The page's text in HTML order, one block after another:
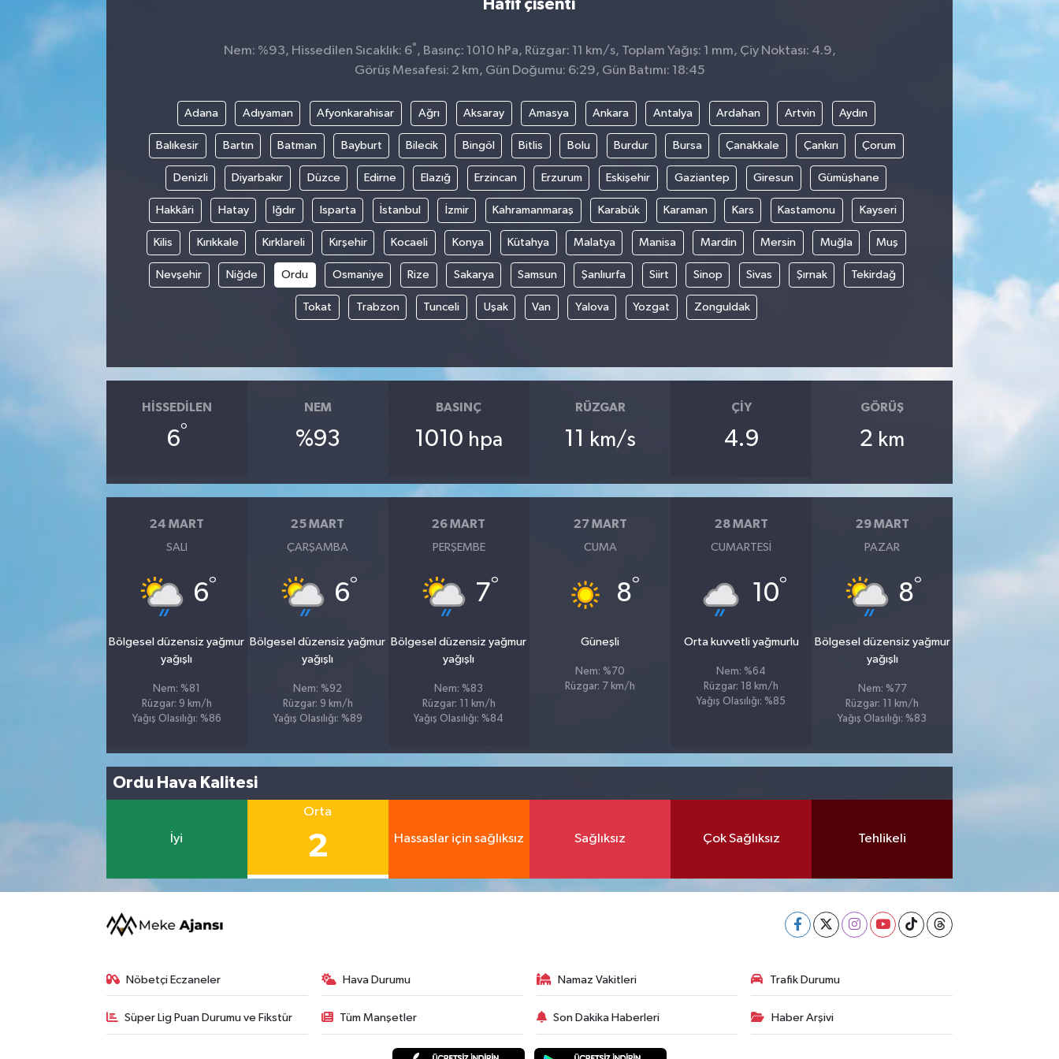
Hafif çisenti
Nem: %93, Hissedilen Sıcaklık: 6° , Basınç: 1010 hPa, Rüzgar: 11 km/s, Toplam Yağış: 1 mm, Çiy Noktası: 4.9,
Görüş Mesafesi: 2 km, Gün Doğumu: 6:29, Gün Batımı: 18:45
Adana Adıyaman Afyonkarahisar Ağrı Aksaray Amasya Ankara Antalya Ardahan Artvin Aydın
Balıkesir Bartın Batman Bayburt Bilecik Bingöl Bitlis Bolu Burdur Bursa Çanakkale Çankırı Çorum
Denizli Diyarbakır Düzce Edirne Elazığ Erzincan Erzurum Eskişehir Gaziantep Giresun Gümüşhane
Hakkâri Hatay Iğdır Isparta İstanbul İzmir Kahramanmaraş Karabük Karaman Kars Kastamonu Kayseri
Kilis Kırıkkale Kırklareli Kırşehir Kocaeli Konya Kütahya Malatya Manisa Mardin Mersin Muğla Muş
Nevşehir Niğde Ordu Osmaniye Rize Sakarya Samsun Şanlıurfa Siirt Sinop Sivas Şırnak Tekirdağ
Tokat Trabzon Tunceli Uşak Van Yalova Yozgat Zonguldak
HISSEDILEN
6°
NEM
%93
BASINÇ
1010 hpa
RÜZGAR
11 km/s
ÇIY
4.9
GÖRÜŞ
2 km
24 MART
SALI
6°
Bölgesel düzensiz yağmur
yağışlı
Nem: %81
Rüzgar: 9 km/h
Yağış Olasılığı: %86
25 MART
ÇARŞAMBA
6°
Bölgesel düzensiz yağmur
yağışlı
Nem: %92
Rüzgar: 9 km/h
Yağış Olasılığı: %89
26 MART
PERŞEMBE
7°
Bölgesel düzensiz yağmur
yağışlı
Nem: %83
Rüzgar: 11 km/h
Yağış Olasılığı: %84
27 MART
CUMA
8°
Güneşli
Nem: %70
Rüzgar: 7 km/h
28 MART
CUMARTESI
10°
Orta kuvvetli yağmurlu
Nem: %64
Rüzgar: 18 km/h
Yağış Olasılığı: %85
29 MART
PAZAR
8°
Bölgesel düzensiz yağmur
yağışlı
Nem: %77
Rüzgar: 11 km/h
Yağış Olasılığı: %83
Ordu Hava Kalitesi
İyi
Orta
2 Hassaslar için sağlıksız Sağlıksız Çok Sağlıksız Tehlikeli
Nöbetçi Eczaneler Hava Durumu Namaz Vakitleri Trafik Durumu
Süper Lig Puan Durumu ve Fikstür Tüm Manşetler Son Dakika Haberleri Haber Arşivi